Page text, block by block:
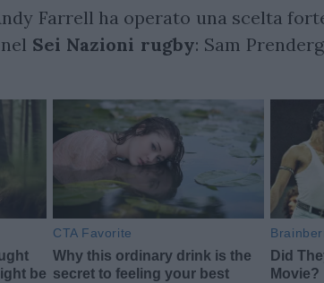
Farrell ha operato una scelta
Sei Nazioni rugby: Sam